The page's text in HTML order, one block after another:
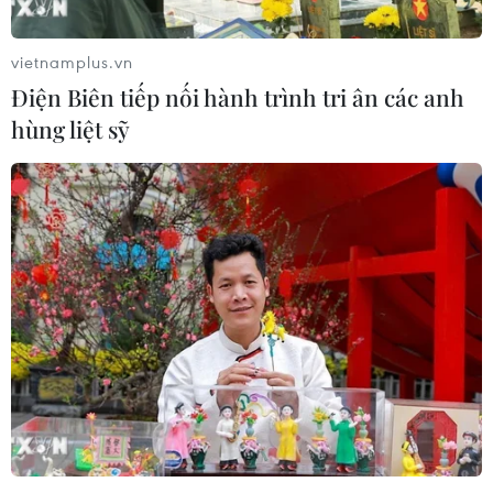
hàng đầu khu vực
06/08/2026 23:33
Buổi hòa nhạc kéo dài 639 năm vừa
mới hoàn thành 4% hành trình
06/08/2026 11:54
Dự thảo Luật Kiến trúc: Bổ sung quy
định nhận diện bản sắc văn hóa dân
tộc
06/08/2026 11:29
Khởi động xét chọn Doanh nghiệp
đạt chuẩn văn hóa kinh doanh Việt
vietnamplus.vn
Điện Biên tiếp nối hành trình tri ân các anh
hùng liệt sỹ